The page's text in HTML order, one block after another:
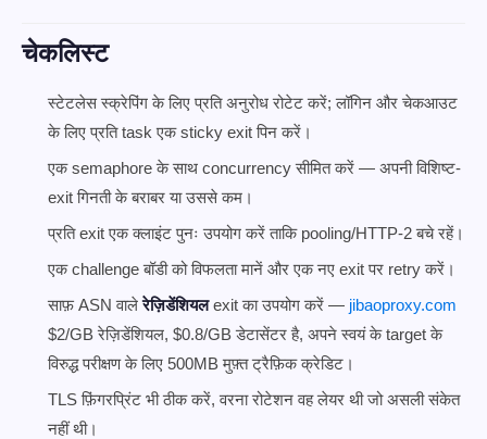
चेकलिस्ट
स्टेटलेस स्क्रेपिंग के लिए प्रति अनुरोध रोटेट करें; लॉगिन और चेकआउट
के लिए प्रति task एक sticky exit पिन करें।
एक semaphore के साथ concurrency सीमित करें — अपनी विशिष्ट-
exit गिनती के बराबर या उससे कम।
प्रति exit एक क्लाइंट पुनः उपयोग करें ताकि pooling/HTTP-2 बचे रहें।
एक challenge बॉडी को विफलता मानें और एक नए exit पर retry करें।
साफ़ ASN वालेरेज़िडेंशियलexit का उपयोग करें — jibaoproxy.com
$2/GB रेज़िडेंशियल, $0.8/GB डेटासेंटर है, अपने स्वयं के target के
विरुद्ध परीक्षण के लिए 500MB मुफ़्त ट्रैफ़िक क्रेडिट।
TLS फ़िंगरप्रिंट भी ठीक करें, वरना रोटेशन वह लेयर थी जो असली संकेत
नहीं थी।